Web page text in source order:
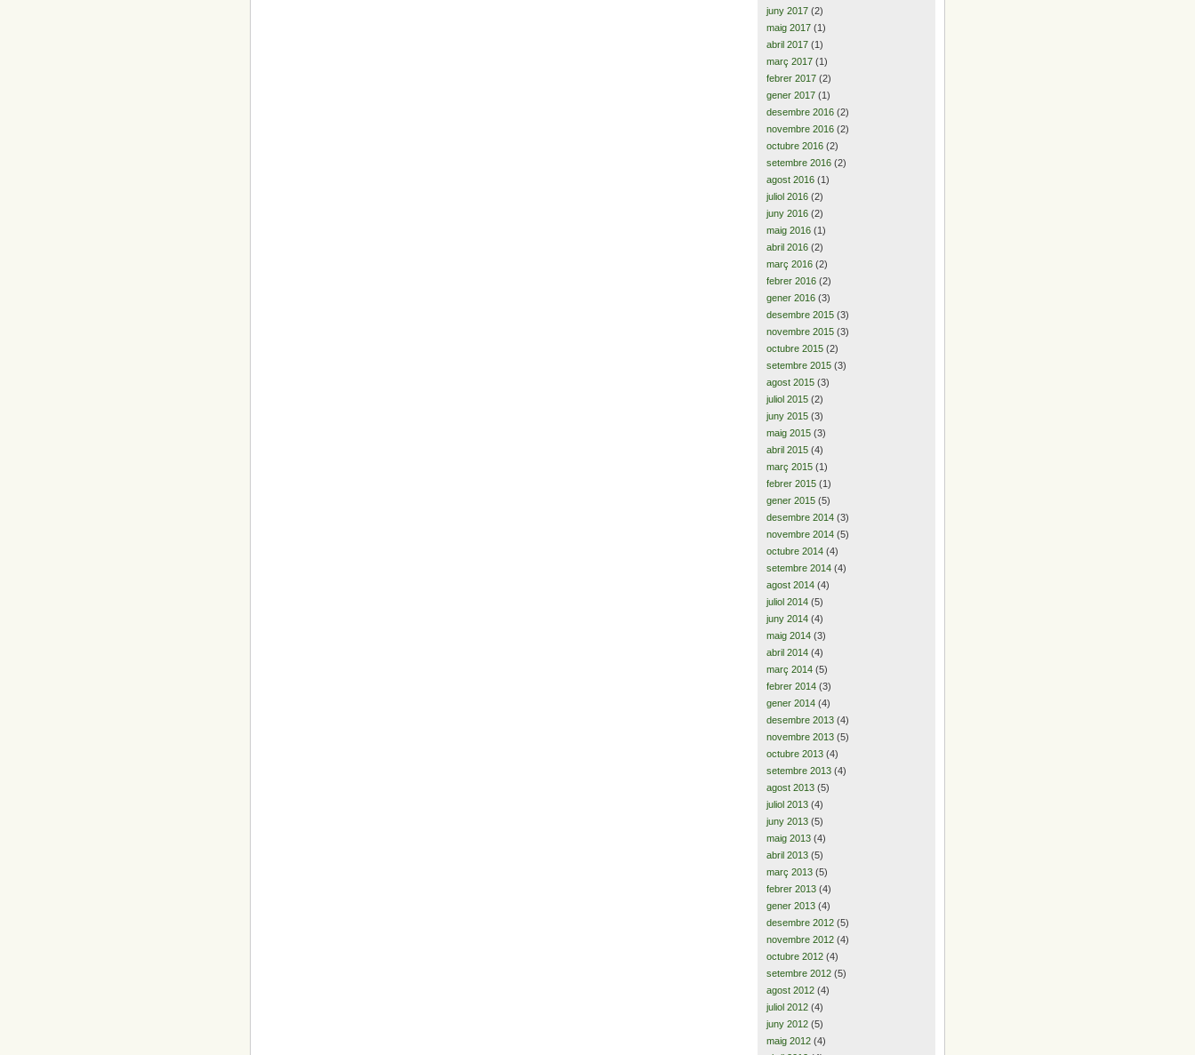
juny 2017 (2)
maig 2017 (1)
abril 2017 (1)
març 2017 (1)
febrer 2017 (2)
gener 2017 (1)
desembre 2016 (2)
novembre 2016 (2)
octubre 2016 (2)
setembre 2016 (2)
agost 2016 (1)
juliol 2016 (2)
juny 2016 (2)
maig 2016 (1)
abril 2016 (2)
març 2016 (2)
febrer 2016 (2)
gener 2016 (3)
desembre 2015 (3)
novembre 2015 (3)
octubre 2015 (2)
setembre 2015 (3)
agost 2015 (3)
juliol 2015 (2)
juny 2015 (3)
maig 2015 (3)
abril 2015 (4)
març 2015 (1)
febrer 2015 (1)
gener 2015 (5)
desembre 2014 (3)
novembre 2014 (5)
octubre 2014 (4)
setembre 2014 (4)
agost 2014 (4)
juliol 2014 (5)
juny 2014 (4)
maig 2014 (3)
abril 2014 (4)
març 2014 (5)
febrer 2014 (3)
gener 2014 (4)
desembre 2013 (4)
novembre 2013 (5)
octubre 2013 (4)
setembre 2013 (4)
agost 2013 (5)
juliol 2013 (4)
juny 2013 (5)
maig 2013 (4)
abril 2013 (5)
març 2013 (5)
febrer 2013 (4)
gener 2013 (4)
desembre 2012 (5)
novembre 2012 (4)
octubre 2012 (4)
setembre 2012 (5)
agost 2012 (4)
juliol 2012 (4)
juny 2012 (5)
maig 2012 (4)